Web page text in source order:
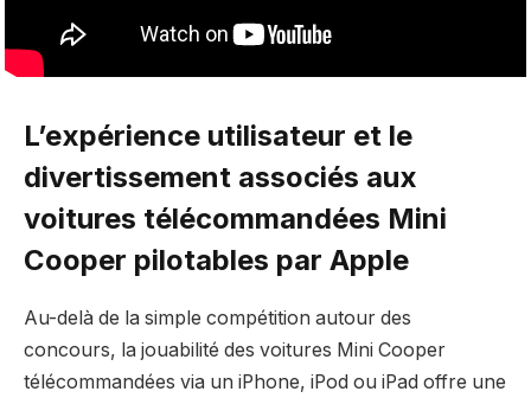
L’expérience utilisateur et le
divertissement associés aux
voitures télécommandées Mini
Cooper pilotables par Apple
Au-delà de la simple compétition autour des
concours, la jouabilité des voitures Mini Cooper
télécommandées via un iPhone, iPod ou iPad offre une